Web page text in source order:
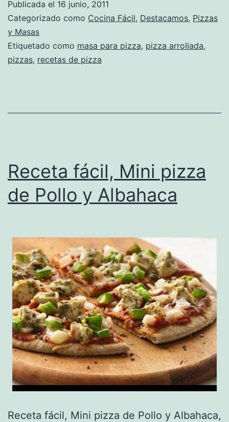
Publicada el 16 junio, 2011
Categorizado como Cocina Fácil, Destacamos, Pizzas
y Masas
Etiquetado como masa para pizza, pizza arrollada,
pizzas, recetas de pizza
Receta fácil, Mini pizza
de Pollo y Albahaca
Receta fácil, Mini pizza de Pollo y Albahaca,